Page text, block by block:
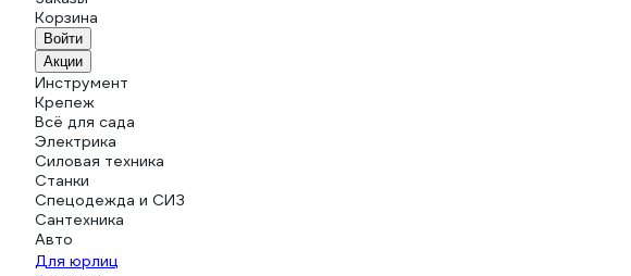
Корзина
Войти
Акции
Инструмент
Крепеж
Всё для сада
Электрика
Силовая техника
Станки
Спецодежда и СИЗ
Сантехника
Авто
Для юрлиц